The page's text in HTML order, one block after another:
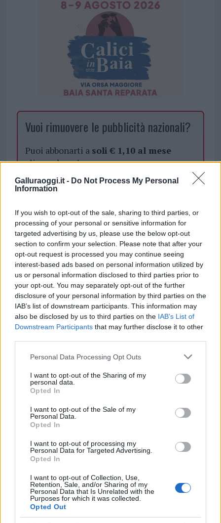
Galluraoggi.it - Do Not Process My Personal
Information
If you wish to opt-out of the sale, sharing to third parties, or
processing of your personal or sensitive information for
targeted advertising by us, please use the below opt-out
section to confirm your selection. Please note that after your
opt-out request is processed you may continue seeing
interest-based ads based on personal information utilized by
us or personal information disclosed to third parties prior to
your opt-out. You may separately opt-out of the further
disclosure of your personal information by third parties on the
IAB’s list of downstream participants. This information may
also be disclosed by us to third parties on the IAB’s List of
Downstream Participants that may further disclose it to other
Please note that this website/app uses one or more Google
not limited to your visit or usage behaviour. You may click to
grant or deny consent to Google and its third-party tags to
use your data for below specified purposes in below Google
consent section.
Personal Data Processing Opt Outs
I want to opt-out of the Sharing of my
personal data.
Opted In
I want to opt-out of the Sale of my
Personal Data.
Opted In
I want to opt-out of processing my
Personal Data for Targeted Advertising.
Opted In
I want to opt-out of Collection, Use,
Retention, Sale, and/or Sharing of my
Personal Data that Is Unrelated with the
Purposes for which it was collected.
Opted Out
Vuoi rimuovere le pubblicità nazionali?
Puoi abbonarti a soli € 1,10 al mese
cliccandoqui
Sei già abbonato?
Puoi effettuare l'accesso andando nella
sezione Logindal menù del sito o
cliccandoqui
TEMI: Air Italy
Air Italy Olbia
Lavoratori Air Italy
Notizie Air Italy
Protesta Air Italy
Inviaci le tue segnalazioni,
i tuoi video e le tue foto
Su WhatsApp al numero +39
345 356 7512
Notizie in tempo reale?
GalluraOggi.it
Ricevi le nostre ultime news